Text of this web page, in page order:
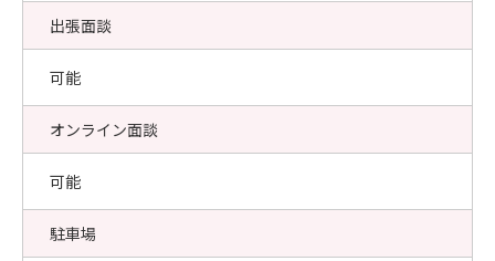
出張面談
可能
オンライン面談
可能
駐車場